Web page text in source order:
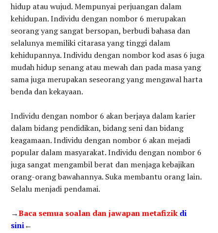
hidup atau wujud. Mempunyai perjuangan dalam
kehidupan. Individu dengan nombor 6 merupakan
seorang yang sangat bersopan, berbudi bahasa dan
selalunya memiliki citarasa yang tinggi dalam
kehidupannya. Individu dengan nombor kod asas 6 juga
mudah hidup senang atau mewah dan pada masa yang
sama juga merupakan seseorang yang mengawal harta
benda dan kekayaan.
Individu dengan nombor 6 akan berjaya dalam karier
dalam bidang pendidikan, bidang seni dan bidang
keagamaan. Individu dengan nombor 6 akan mejadi
popular dalam masyarakat. Individu dengan nombor 6
juga sangat mengambil berat dan menjaga kebajikan
orang-orang bawahannya. Suka membantu orang lain.
Selalu menjadi pendamai.
→Baca semua soalan dan jawapan metafizik di
sini←